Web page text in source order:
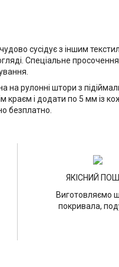
сусідує з іншим
Спеціальне
на рулонні штори з
і додати по 5 мм із
безплатно.
ЯКІСНИЙ
Виготовляємо
покривала,